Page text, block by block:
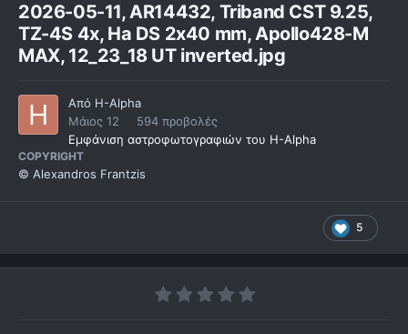
2026-05-11, AR14432, Triband CST 9.25,
TZ-4S 4x, Ha DS 2x40 mm, Apollo428-M
MAX, 12_23_18 UT inverted.jpg
Από H-Alpha
Μάιος 12
594 προβολές
Εμφάνιση αστροφωτογραφιών του H-Alpha
COPYRIGHT
© Alexandros Frantzis
5